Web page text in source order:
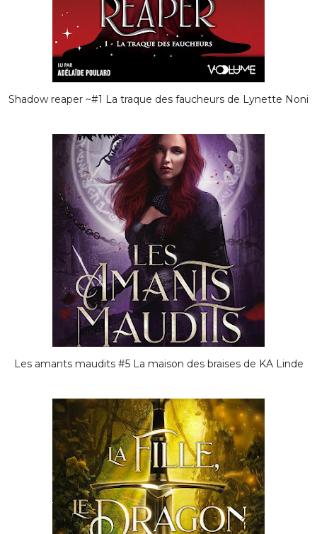
Shadow reaper ~#1 La traque des faucheurs de Lynette Noni
Les amants maudits #5 La maison des braises de KA Linde